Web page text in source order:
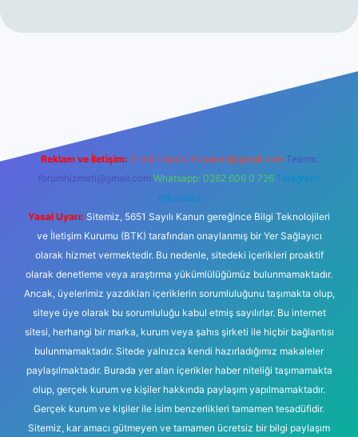
Reklam ve İletişim: E-mail: backlinkpaneli@gmail.com Teams:
forumhizmeti@gmail.com Whatsapp: 0262 606 0 726 Telegram:
@karabul
Yasal Uyarı: Sitemiz, 5651 Sayılı Kanun gereğince Bilgi Teknolojileri
ve İletişim Kurumu (BTK) tarafından onaylanmış bir Yer Sağlayıcı
olarak hizmet vermektedir. Bu nedenle, sitedeki içerikleri proaktif
olarak denetleme veya araştırma yükümlülüğümüz bulunmamaktadır.
Ancak, üyelerimiz yazdıkları içeriklerin sorumluluğunu taşımakta olup,
siteye üye olarak bu sorumluluğu kabul etmiş sayılırlar. Bu internet
sitesi, herhangi bir marka, kurum veya şahıs şirketi ile hiçbir bağlantısı
bulunmamaktadır. Sitede yalnızca kendi hazırladığımız makaleler
paylaşılmaktadır. Burada yer alan içerikler haber niteliği taşımamakta
olup, gerçek kurum ve kişiler hakkında paylaşım yapılmamaktadır.
Gerçek kurum ve kişiler ile isim benzerlikleri tamamen tesadüfidir.
Sitemiz, kar amacı gütmeyen ve tamamen ücretsiz bir bilgi paylaşım